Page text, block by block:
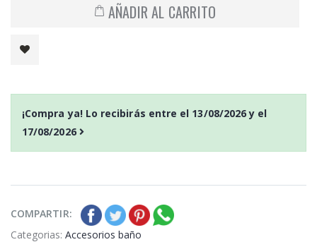
AÑADIR AL CARRITO
¡Compra ya! Lo recibirás entre el 13/08/2026y el
17/08/2026
COMPARTIR:
Categorias: Accesorios baño